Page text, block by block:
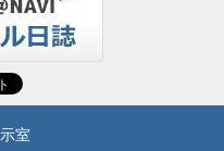
室